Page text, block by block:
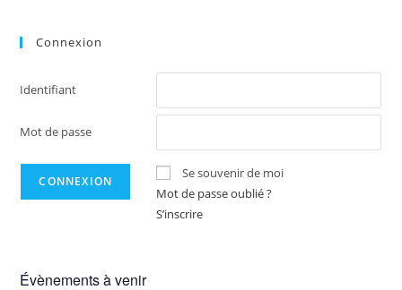
Connexion
Identifiant
Mot de passe
Se souvenir de moi
Mot de passe oublié ?
S’inscrire
Évènements à venir